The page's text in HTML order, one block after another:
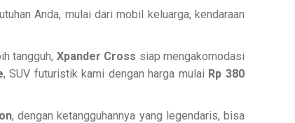
Anda, mulai dari mobil keluarga, kendaraan
tangguh, Xpander Cross siap mengakomodasi
, SUV futuristik kami dengan harga mulai Rp 380
, dengan ketangguhannya yang legendaris, bisa